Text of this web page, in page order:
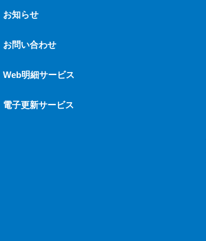
お知らせ
お問い合わせ
Web明細サービス
電子更新サービス